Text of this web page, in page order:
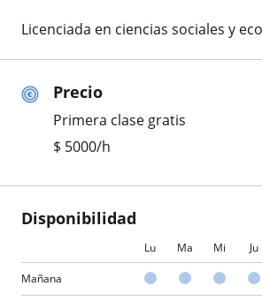
Precio
Primera clase gratis
$ 5000/h
Disponibilidad
Lu Ma Mi Ju
Mañana
Licenciada en ciencias sociales y